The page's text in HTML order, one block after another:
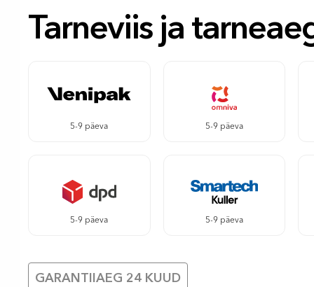
Tarneviis ja
5-9 päeva 5-9 päeva
5-9 päeva 5-9 päeva
GARANTIIAEG 24 KUUD